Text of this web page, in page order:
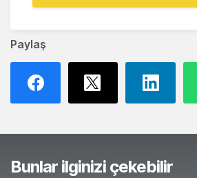
Paylaş
Bunlar ilginizi çekebilir